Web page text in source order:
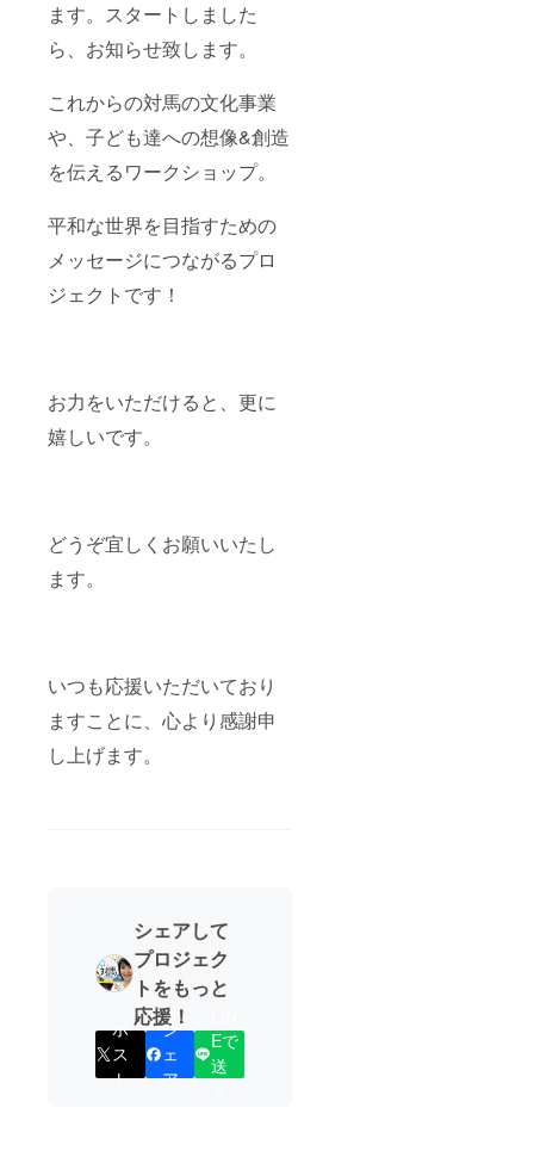
ます。スタートしました
ら、お知らせ致します。
これからの対馬の文化事業
や、子ども達への想像&創造
を伝えるワークショップ。
平和な世界を目指すための
メッセージにつながるプロ
ジェクトです！
お力をいただけると、更に
嬉しいです。
どうぞ宜しくお願いいたし
ます。
いつも応援いただいており
ますことに、心より感謝申
し上げます。
シェアして
プロジェク
トをもっと
応援！
ポ
ス
ト
シ
ェ
ア
Eで
送